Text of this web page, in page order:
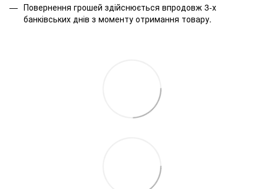
Повернення грошей здійснюється впродовж 3-х
банківських днів з моменту отримання товару.